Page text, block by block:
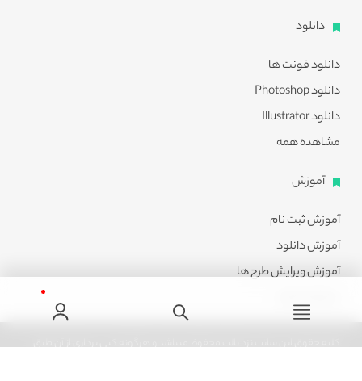
دانلود
دانلود فونت ها
دانلود Photoshop
دانلود Illustrator
مشاهده همه
آموزش
آموزش ثبت نام
آموزش دانلود
آموزش ویرایش طرح ها
کلیه حقوق این سایت نزد پالت محفوظ میباشد و هرگونه کپی برداری از آن طبق